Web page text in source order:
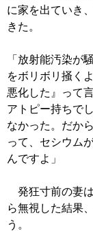
に家を出ていき
きた。
「放射能汚染が
をボリボリ掻く
悪化した』って
アトピー持ちで
なかった。だか
って、セシウム
んですよ」
発狂寸前の妻
ら無視した結果
う。